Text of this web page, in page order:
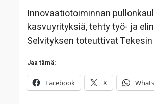
Innovaatiotoiminnan
kasvuyrityksiä, tehty työ- ja
Selvityksen toteuttivat
Jaa tämä:
Facebook X